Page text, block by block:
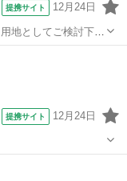
提携サイト 12月24日
地としてご検討下さ
提携サイト 12月24日